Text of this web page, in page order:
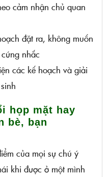
cảm nhận chủ quan
đặt ra, không muốn
nhắc
các kế hoạch và giải
họp mặt hay
bè, bạn
của mọi sự chú ý
khi được ở một mình